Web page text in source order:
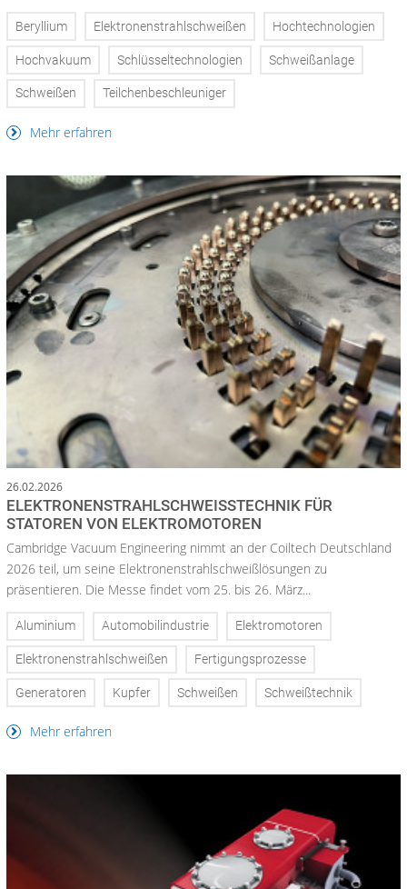
Beryllium Elektronenstrahlschweißen Hochtechnologien
Hochvakuum Schlüsseltechnologien Schweißanlage
Schweißen Teilchenbeschleuniger
Mehr erfahren
26.02.2026
ELEKTRONENSTRAHLSCHWEISSTECHNIK FÜR S
TATOREN VON ELEKTROMOTOREN
Cambridge Vacuum Engineering nimmt an der Coiltech Deutschland
2026 teil, um seine Elektronenstrahlschweißlösungen zu
präsentieren. Die Messe findet vom 25. bis 26. März...
Aluminium Automobilindustrie Elektromotoren
Elektronenstrahlschweißen Fertigungsprozesse
Generatoren Kupfer Schweißen Schweißtechnik
Mehr erfahren